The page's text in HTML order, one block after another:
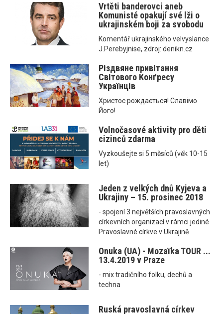
Vrtěti banderovci aneb
Komunisté opakují své lži o
ukrajinském boji za svobodu
Komentář ukrajinského velvyslance
J.Perebyjnise, zdroj: denikn.cz
Різдвяне привітання
Світового Конґресу
Українців
Христос рождається! Славімо
Його!
Volnočasové aktivity pro děti
cizinců zdarma
Vyzkoušejte si 5 měsíců (věk 10-15
let)
Jeden z velkých dnů Kyjeva a
Ukrajiny – 15. prosinec 2018
- spojení 3 největších pravoslavných
církevních organizací v rámci jediné
Pravoslavné církve v Ukrajině
Onuka (UA) - Mozaїka TOUR ...
13.4.2019 v Praze
- mix tradičního folku, dechů a
techna
Ruská pravoslavná církev